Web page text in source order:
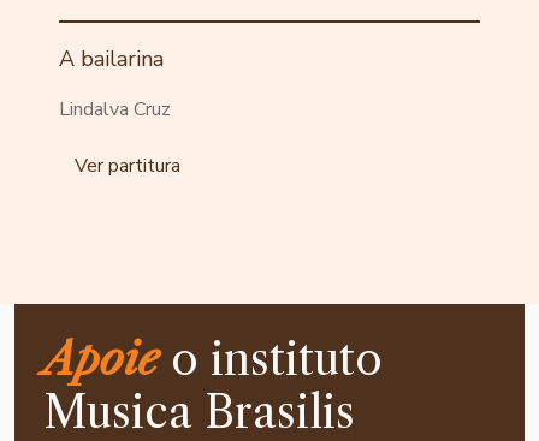
A bailarina
Lindalva Cruz
Ver partitura
Apoieo instituto
Musica Brasilis